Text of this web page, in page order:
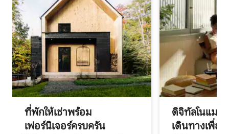
ที่พักให้เช่าพร้อม
เฟอร์นิเจอร์ครบครัน
ดิจิทัลโนแมด
เดินทางเพื่อ